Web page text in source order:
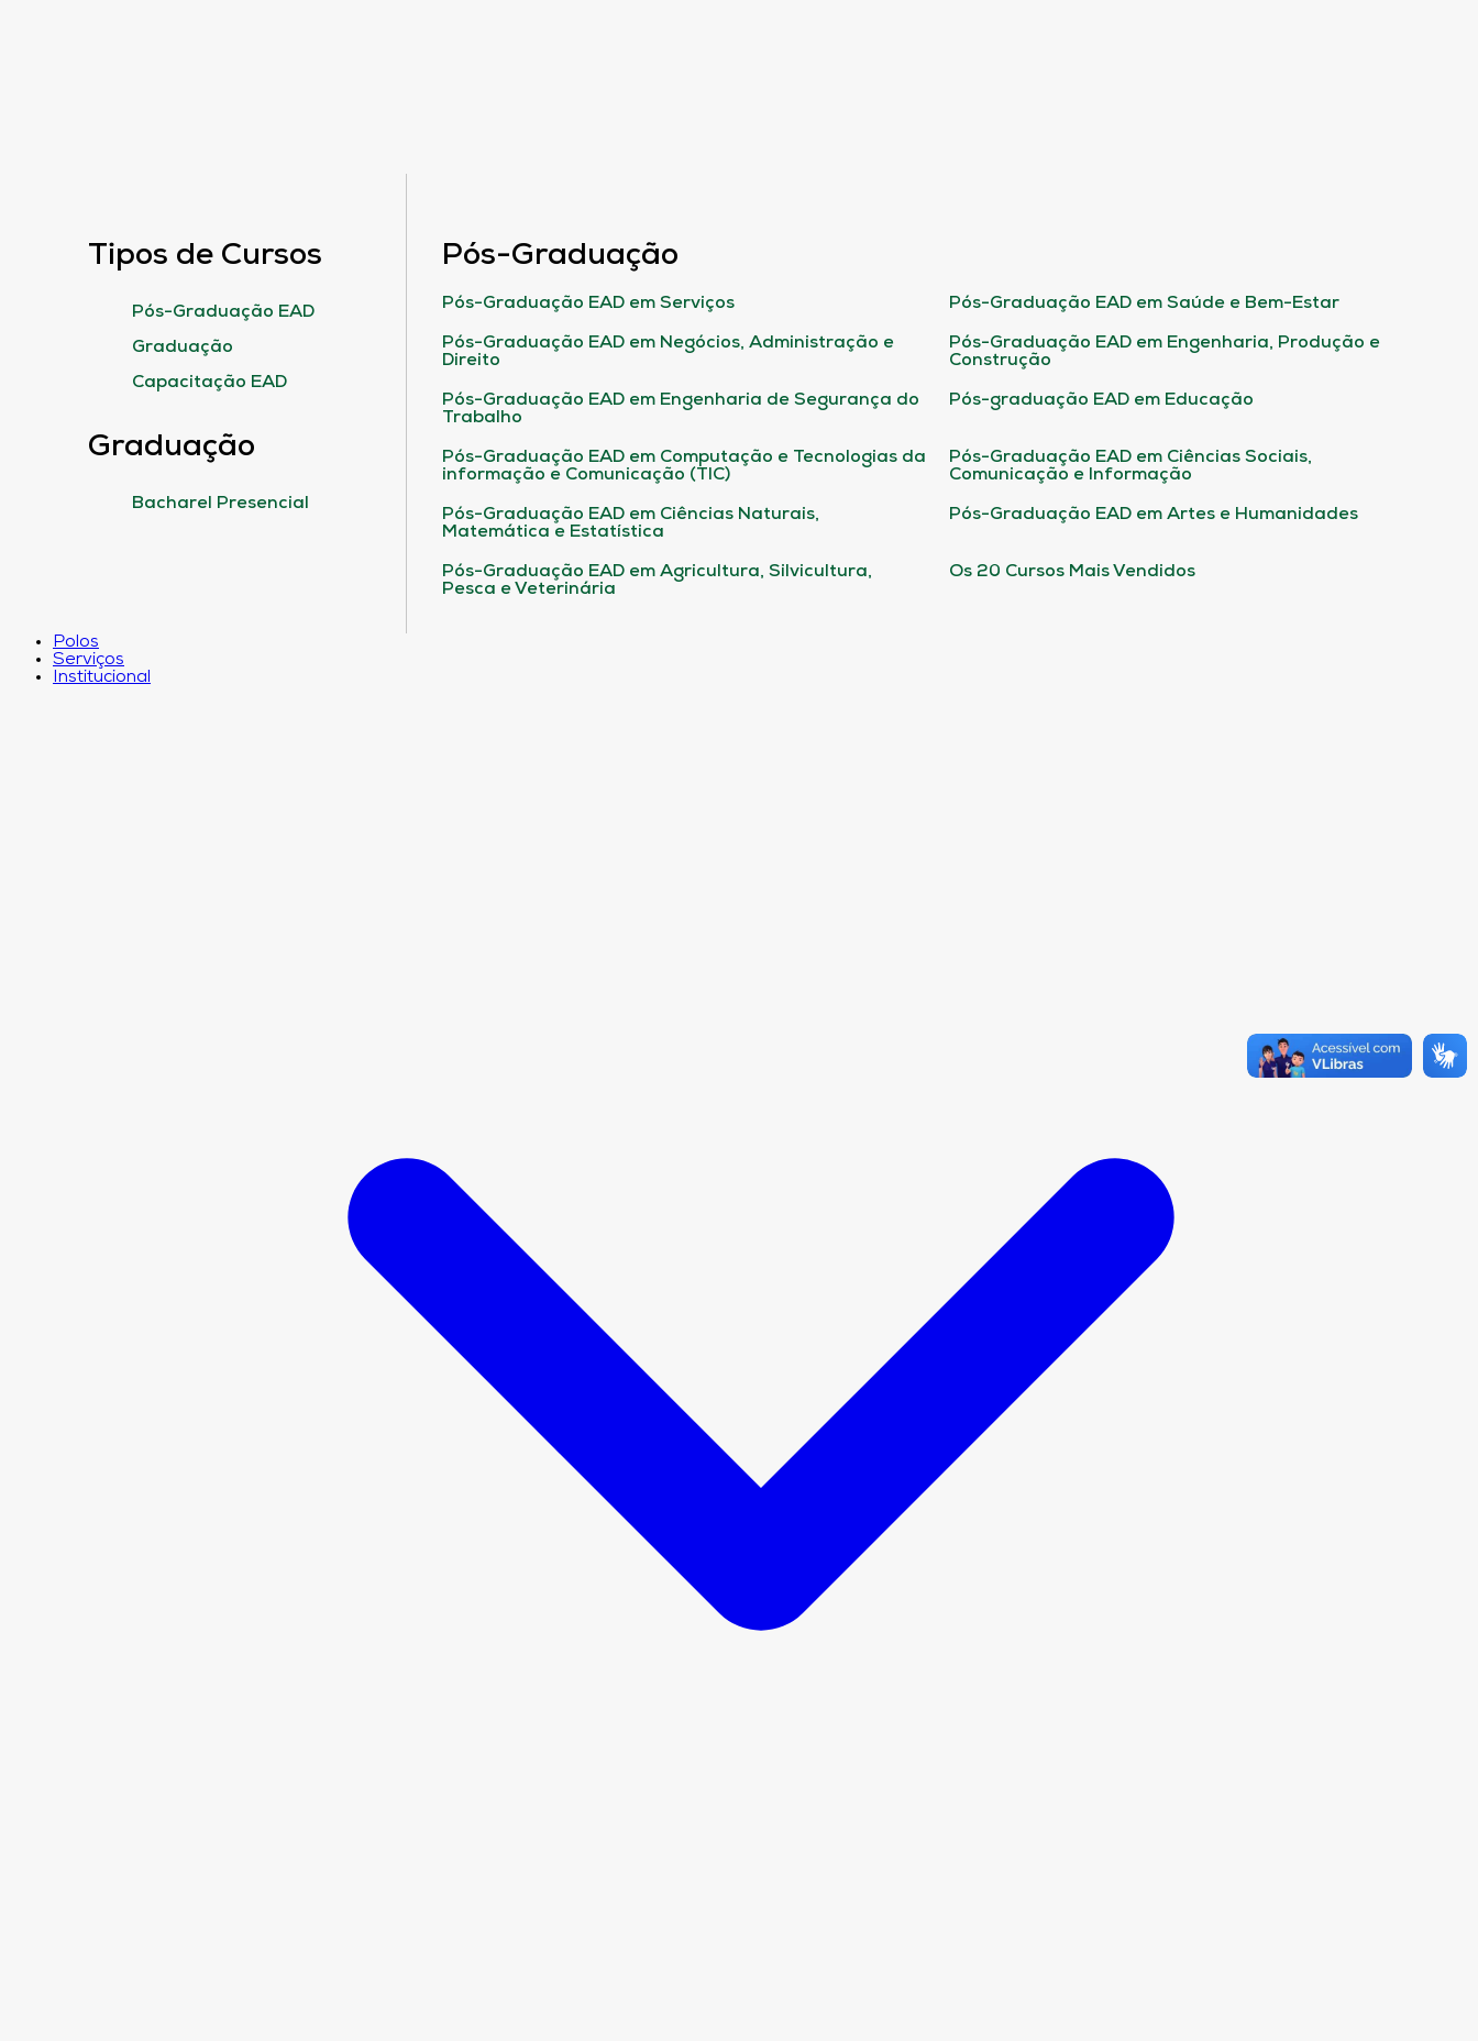
Tipos de Cursos
Pós-Graduação EAD
Graduação
Capacitação EAD
Graduação
Bacharel Presencial
Pós-Graduação
Pós-Graduação EAD em Serviços Pós-Graduação EAD em Saúde e Bem-Estar
Pós-Graduação EAD em Negócios, Administração e
Direito
Pós-Graduação EAD em Engenharia, Produção e
Construção
Pós-Graduação EAD em Engenharia de Segurança do
Trabalho
Pós-graduação EAD em Educação
Pós-Graduação EAD em Computação e Tecnologias da
informação e Comunicação (TIC)
Pós-Graduação EAD em Ciências Sociais,
Comunicação e Informação
Pós-Graduação EAD em Ciências Naturais,
Matemática e Estatística
Pós-Graduação EAD em Artes e Humanidades
Pós-Graduação EAD em Agricultura, Silvicultura,
Pesca e Veterinária
Os 20 Cursos Mais Vendidos
Polos
Serviços
Institucional